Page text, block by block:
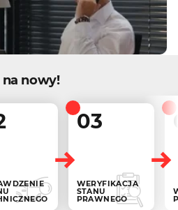
nowy!
03
WERYFIKACJA
STANU
PRAWNEGO